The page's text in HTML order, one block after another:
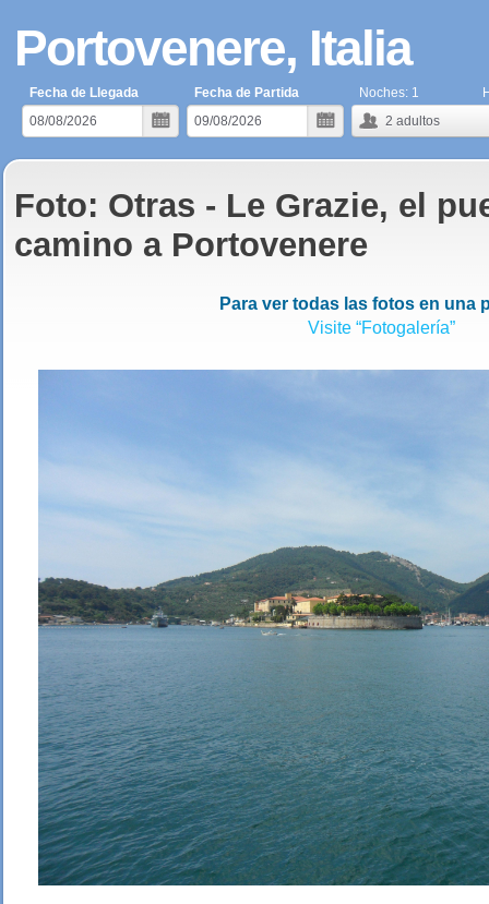
Portovenere, Italia
Fecha de Llegada
Fecha de Partida
2 adultos
Noches: 1
Foto: Otras - Le Grazie, el
camino a Portovenere
Para ver todas las fotos en una
Visite “Fotogalería”